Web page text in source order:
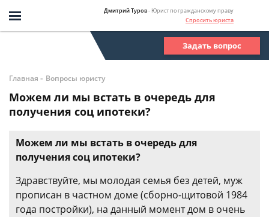
Дмитрий Туров- Юрист по гражданскому праву
Спросить юриста
Задать вопрос
Главная - Вопросы юристу
Можем ли мы встать в очередь для
получения соц ипотеки?
Можем ли мы встать в очередь для
получения соц ипотеки?
Здравствуйте, мы молодая семья без детей, муж
прописан в частном доме (сборно-щитовой 1984
года постройки), на данный момент дом в очень